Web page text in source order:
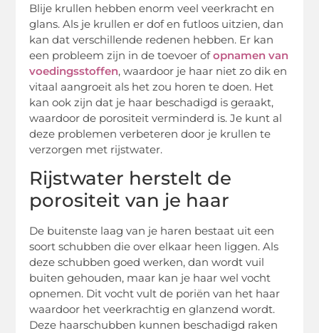
Blije krullen hebben enorm veel veerkracht en
glans. Als je krullen er dof en futloos uitzien, dan
kan dat verschillende redenen hebben. Er kan
een probleem zijn in de toevoer ofopnamen van
voedingsstoffen, waardoor je haar niet zo dik en
vitaal aangroeit als het zou horen te doen. Het
kan ook zijn dat je haar beschadigd is geraakt,
waardoor de porositeit verminderd is. Je kunt al
deze problemen verbeteren door je krullen te
verzorgen met rijstwater.
Rijstwater herstelt de
porositeit van je haar
De buitenste laag van je haren bestaat uit een
soort schubben die over elkaar heen liggen. Als
deze schubben goed werken, dan wordt vuil
buiten gehouden, maar kan je haar wel vocht
opnemen. Dit vocht vult de poriën van het haar
waardoor het veerkrachtig en glanzend wordt.
Deze haarschubben kunnen beschadigd raken